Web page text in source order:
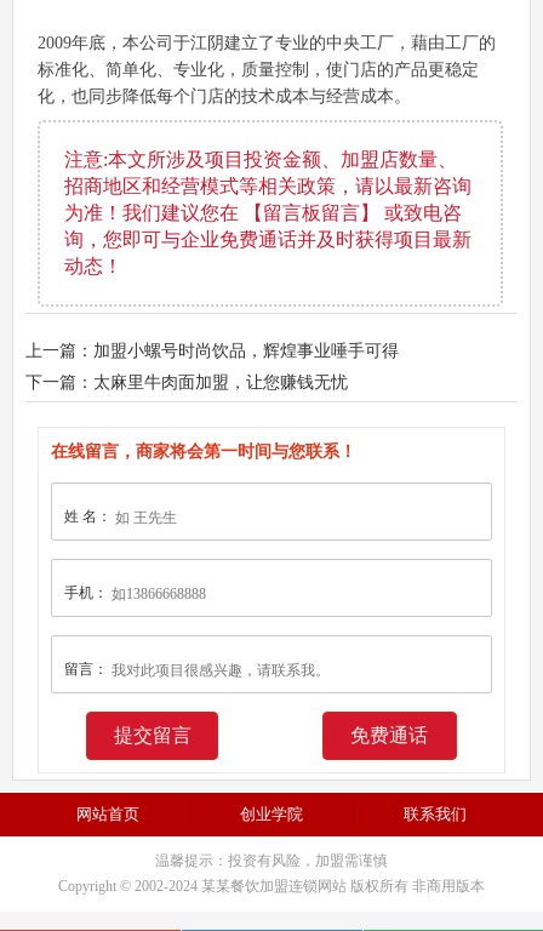
2009年底，本公司于江阴建立了专业的中央工厂，藉由工厂的
标准化、简单化、专业化，质量控制，使门店的产品更稳定
化，也同步降低每个门店的技术成本与经营成本。
注意:本文所涉及项目投资金额、加盟店数量、
招商地区和经营模式等相关政策，请以最新咨询
为准！我们建议您在 【留言板留言】 或致电咨
询，您即可与企业免费通话并及时获得项目最新
动态！
上一篇：加盟小螺号时尚饮品，辉煌事业唾手可得
下一篇：太麻里牛肉面加盟，让您赚钱无忧
在线留言，商家将会第一时间与您联系！
姓 名：
手机：
留言：
免费通话
网站首页 创业学院 联系我们
温馨提示：投资有风险，加盟需谨慎
Copyright © 2002-2024 某某餐饮加盟连锁网站 版权所有 非商用版本